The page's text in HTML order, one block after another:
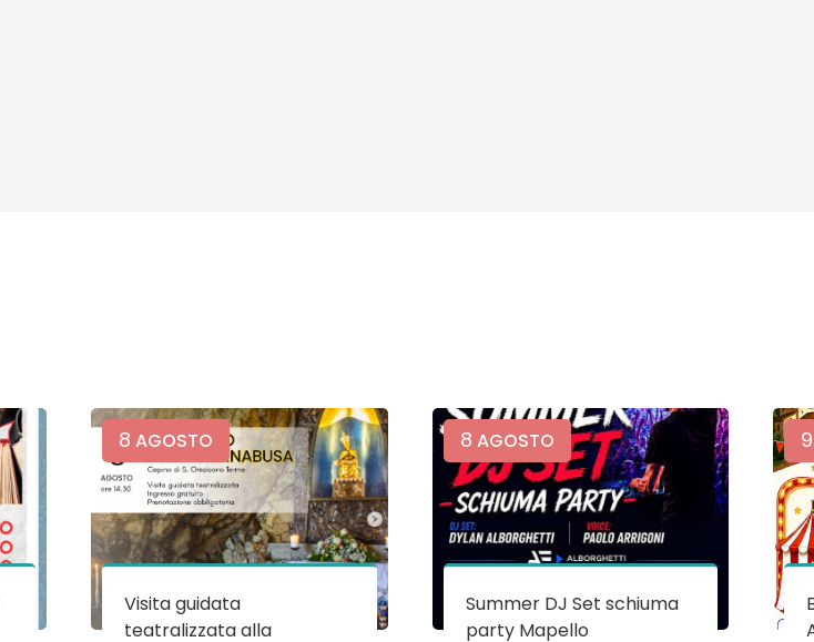
8 AGOSTO
Visita guidata
teatralizzata alla
8 AGOSTO
Summer DJ Set schiuma
party Mapello
9